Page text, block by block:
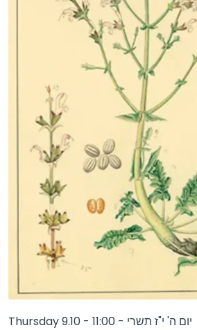
Thursday 9.10 - 11:00 - יום ה' י"ז תשרי